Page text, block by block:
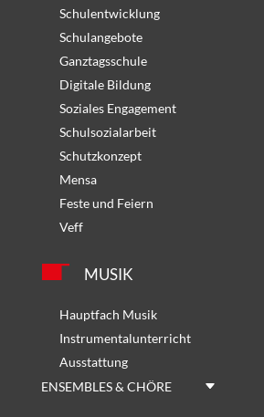
Schulentwicklung
Schulangebote
Ganztagsschule
Digitale Bildung
Soziales Engagement
Schulsozialarbeit
Schutzkonzept
Mensa
Feste und Feiern
Veff
MUSIK
Hauptfach Musik
Instrumentalunterricht
Ausstattung
ENSEMBLES & CHÖRE